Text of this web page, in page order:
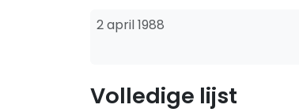
2 april 1988
Volledige lijst